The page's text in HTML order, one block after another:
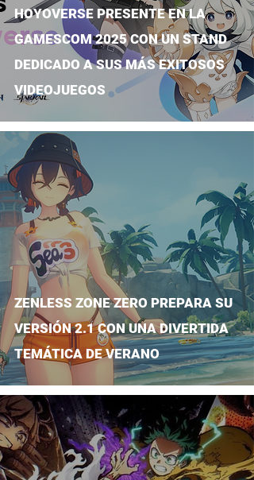
HOYOVERSE PRESENTE EN LA
GAMESCOM 2025 CON UN STAND
DEDICADO A SUS MÁS EXITOSOS
VIDEOJUEGOS
ZENLESS ZONE ZERO PREPARA SU
VERSIÓN 2.1 CON UNA DIVERTIDA
TEMÁTICA DE VERANO